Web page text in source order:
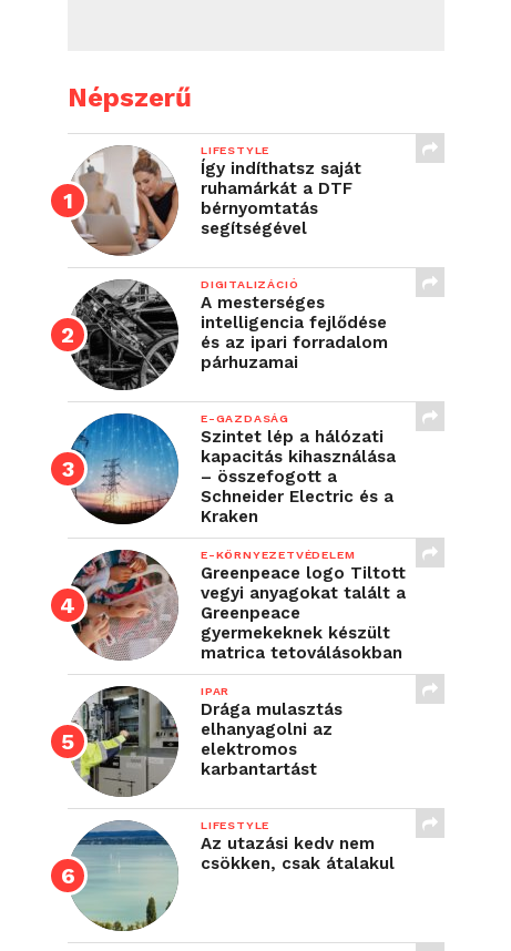
Népszerű
LIFESTYLE
Így indíthatsz saját
ruhamárkát a DTF
bérnyomtatás
segítségével
DIGITALIZÁCIÓ
A mesterséges
intelligencia fejlődése
és az ipari forradalom
párhuzamai
E-GAZDASÁG
Szintet lép a hálózati
kapacitás kihasználása
– összefogott a
Schneider Electric és a
Kraken
E-KÖRNYEZETVÉDELEM
Greenpeace logo Tiltott
vegyi anyagokat talált a
Greenpeace
gyermekeknek készült
matrica tetoválásokban
IPAR
Drága mulasztás
elhanyagolni az
elektromos
karbantartást
LIFESTYLE
Az utazási kedv nem
csökken, csak átalakul